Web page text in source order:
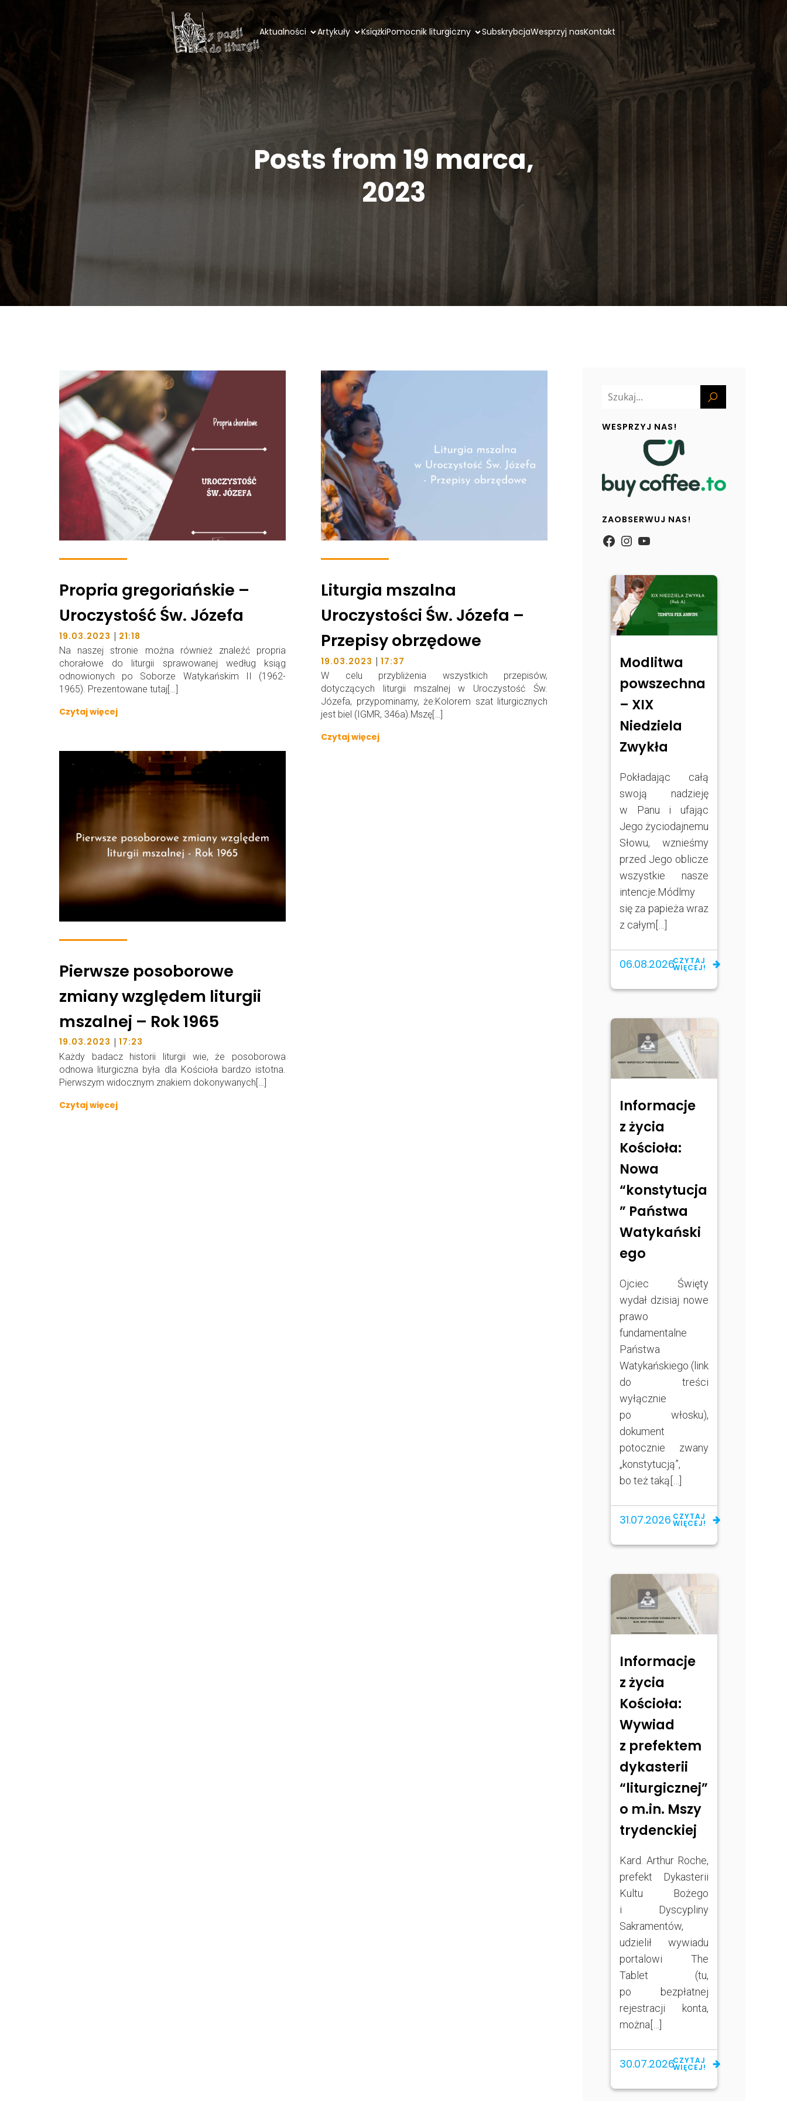
Aktualności Artykuły KsiążkiPomocnik liturgiczny SubskrybcjaWesprzyj nasKontakt
Posts from 19 marca,
2023
Propria gregoriańskie –
Uroczystość Św. Józefa
19.03.2023 | 21:18
Na naszej stronie można również znaleźć propria
chorałowe do liturgii sprawowanej według ksiąg
odnowionych po Soborze Watykańskim II (1962-
1965). Prezentowane tutaj[…]
Czytaj więcej
Liturgia mszalna
Uroczystości Św. Józefa –
Przepisy obrzędowe
19.03.2023 | 17:37
W celu przybliżenia wszystkich przepisów,
dotyczących liturgii mszalnej w Uroczystość Św.
Józefa, przypominamy, że:Kolorem szat liturgicznych
jest biel (IGMR, 346a).Mszę[…]
Czytaj więcej
Pierwsze posoborowe
zmiany względem liturgii
mszalnej – Rok 1965
19.03.2023 | 17:23
Każdy badacz historii liturgii wie, że posoborowa
odnowa liturgiczna była dla Kościoła bardzo istotna.
Pierwszym widocznym znakiem dokonywanych[…]
Czytaj więcej
WESPRZYJ NAS!
ZAOBSERWUJ NAS!
https://
Instagram
YouTube
Modlitwa
powszechna
– XIX
Niedziela
Zwykła
Pokładając całą
swoją nadzieję
w Panu i ufając
Jego życiodajnemu
Słowu, wznieśmy
przed Jego oblicze
wszystkie nasze
intencje.Módlmy
się za papieża wraz
z całym[…]
06.08.2026CZYTAJ
WIĘCEJ!
Informacje
z życia
Kościoła:
Nowa
“konstytucja
” Państwa
Watykański
ego
Ojciec Święty
wydał dzisiaj nowe
prawo
fundamentalne
Państwa
Watykańskiego (link
do treści
wyłącznie
po włosku),
dokument
potocznie zwany
„konstytucją”,
bo też taką[…]
31.07.2026 CZYTAJ
WIĘCEJ!
Informacje
z życia
Kościoła:
Wywiad
z prefektem
dykasterii
“liturgicznej”
o m.in. Mszy
trydenckiej
Kard. Arthur Roche,
prefekt Dykasterii
Kultu Bożego
i Dyscypliny
Sakramentów,
udzielił wywiadu
portalowi The
Tablet (tu,
po bezpłatnej
rejestracji konta,
można[…]
30.07.2026CZYTAJ
WIĘCEJ!